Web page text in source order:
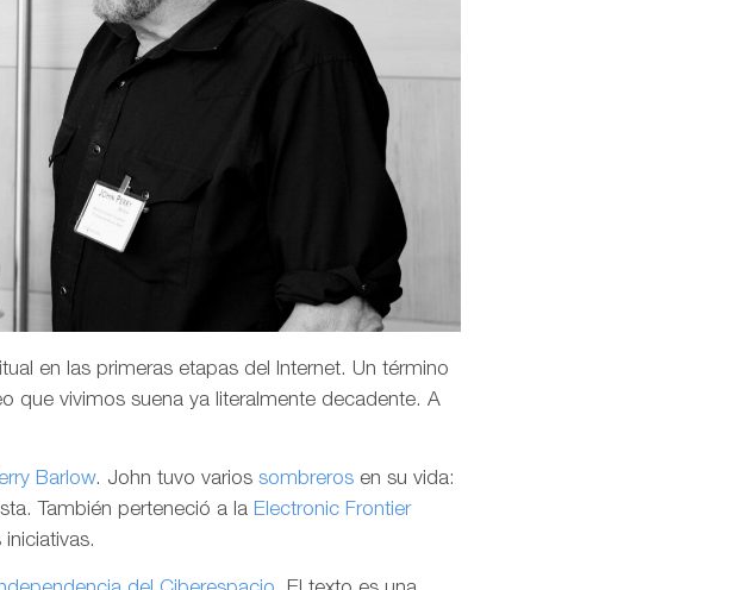
en las primeras etapas del Internet. Un término
que vivimos suena ya literalmente decadente. A
Barlow. John tuvo varios sombreros en su vida:
También perteneció a la Electronic Frontier